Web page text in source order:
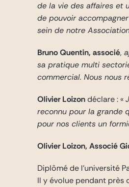
de la vie des affaires et
de pouvoir
sein de notre
Bruno Quentin, associé,
sa pratique multi
commercial. Nous nous
Olivier Loizondéclare : «
reconnu pour la grande
pour nos clients un
Olivier Loizon, Associé
Diplômé de l’université
Il y évolue pendant près